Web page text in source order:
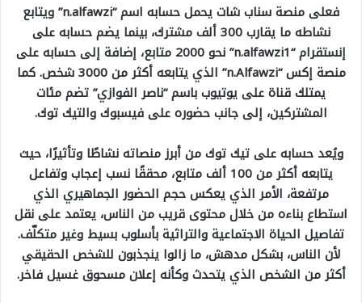
فعلى منصة سناب شات يحمل حسابه اسم “n.alfawzi” ويتابع
نشاطه ما يقارب 300 ألف مشترك، بينما يضم حسابه على
إنستقرام “n.alfawzi1” نحو 2000 متابع، إضافة إلى حسابه على
منصة إكس “n.Alfawzi” الذي يتابعه أكثر من 3000 شخص. كما
يمتلك قناة على يوتيوب باسم “ناصر الفوازي” تضم مئات
المشتركين، إلى جانب حضوره على فيسبوك والتيك توك.
ويُعد حسابه على تيك توك من أبرز منصاته نشاطًا وتأثيرًا، حيث
يتابعه أكثر من 100 ألف متابع، محققًا نسب إعجاب وتفاعل
مرتفعة، الأمر الذي يعكس حجم الحضور الجماهيري الذي
استطاع بناءه من خلال محتوى قريب من الناس، يعتمد على نقل
تفاصيل الحياة الاجتماعية والتراثية بأسلوب بسيط وغير متكلّف.
لأن الناس، بشكل مدهش، ما زالوا ينجذبون للشخص الحقيقي
أكثر من الشخص الذي يتحدث وكأنه إعلان مسحوق غسيل فاخر.